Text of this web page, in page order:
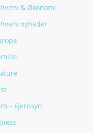
& Økonomi
nyheder
– Fjernsyn